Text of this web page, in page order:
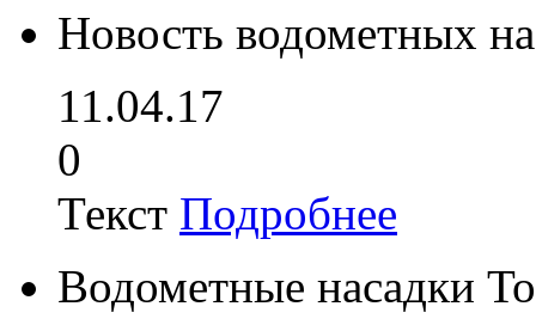
Новость водометных
11.04.17
0
Текст Подробнее
Водометные насадки